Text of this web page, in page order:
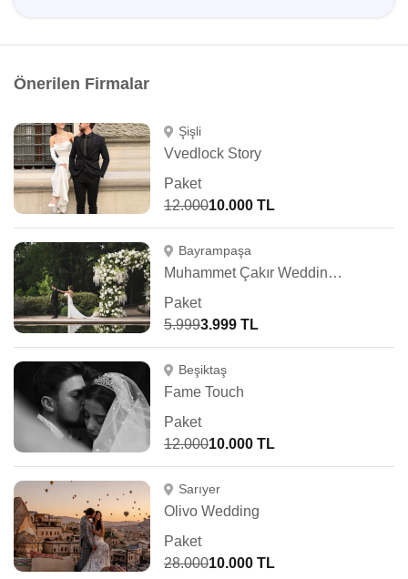
Önerilen Firmalar
Şişli
Vvedlock Story
Paket
12.00010.000 TL
Bayrampaşa
Muhammet Çakır Wedding Photography
Paket
5.9993.999 TL
Beşiktaş
Fame Touch
Paket
12.00010.000 TL
Sarıyer
Olivo Wedding
Paket
28.00010.000 TL